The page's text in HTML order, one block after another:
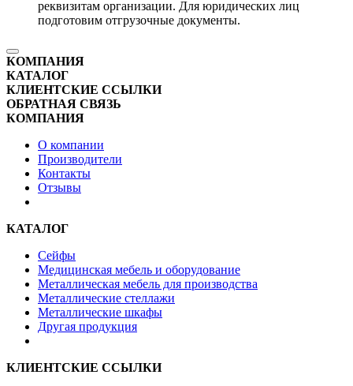
реквизитам организации. Для юридических лиц
подготовим отгрузочные документы.
КОМПАНИЯ
КАТАЛОГ
КЛИЕНТСКИЕ ССЫЛКИ
ОБРАТНАЯ СВЯЗЬ
КОМПАНИЯ
О компании
Производители
Контакты
Отзывы
КАТАЛОГ
Сейфы
Медицинская мебель и оборудование
Металлическая мебель для производства
Металлические стеллажи
Металлические шкафы
Другая продукция
КЛИЕНТСКИЕ ССЫЛКИ